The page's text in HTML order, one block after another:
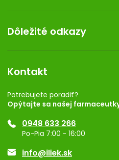
Doprava a platba
Darček k nákupu
Kontakt
Dermocentrum
Dôležité odkazy
Rozhodnutie na prevádzku
Registrácia
Ponuka pre firmy
Značky
Kontakt
Potrebujete poradiť?
Opýtajte sa našej
0948 633 266
Po-Pia 7:00 - 16:00
info@iliek.sk